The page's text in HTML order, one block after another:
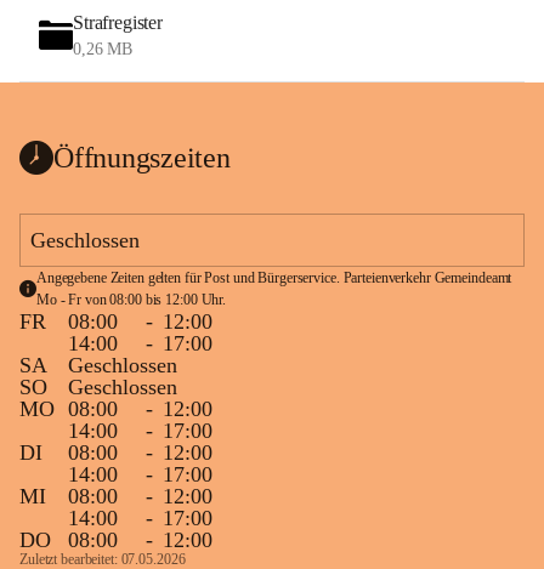
Strafregister
0,26 MB
Öffnungszeiten
Geschlossen
Angegebene Zeiten gelten für Post und Bürgerservice. Parteienverkehr Gemeindeamt
Mo - Fr von 08:00 bis 12:00 Uhr.
FR 08:00 - 12:00
14:00
- 17:00
SA
Geschlossen
SO
Geschlossen
MO 08:00 - 12:00
14:00
- 17:00
DI
08:00 - 12:00
14:00
- 17:00
MI
08:00 - 12:00
14:00
- 17:00
DO
08:00 - 12:00
Zuletzt bearbeitet: 07.05.2026